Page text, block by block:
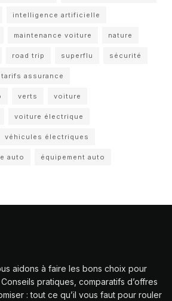
intelligence artificielle
maintenance voiture nature
road trip superflu sécurité
tarifs assurance
verts voiture
voiture électrique
véhicules électriques
auto équipement auto
aidons à faire les bons choix pour
pratiques, comparatifs d’offres
: tout ce qu’il vous faut pour rouler